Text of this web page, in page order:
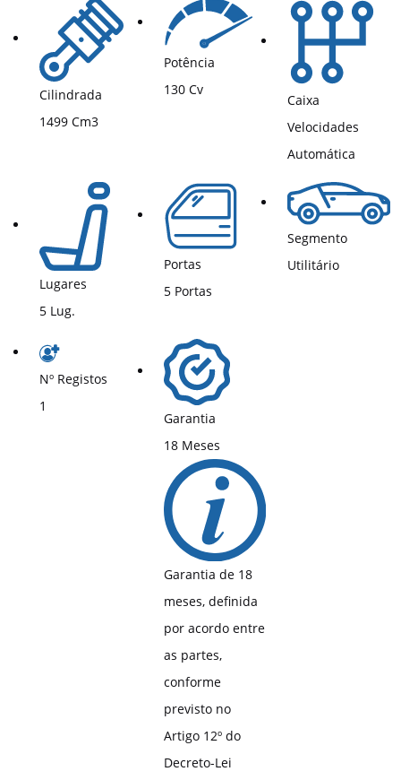
Cilindrada
1499 Cm3
Potência
130 Cv
Caixa
Velocidades
Automática
Lugares
5 Lug.
Portas
5 Portas
Segmento
Utilitário
Nº Registos
1
Garantia
18 Meses
Garantia de 18
meses, definida
por acordo entre
as partes,
conforme
previsto no
Artigo 12º do
Decreto-Lei